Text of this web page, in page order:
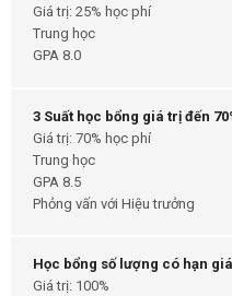
Giá trị: 25% học phí
Trung học
GPA 8.0
3 Suất học bổng giá trị đến
Giá trị: 70% học phí
Trung học
GPA 8.5
Phỏng vấn với Hiệu trưởng
Học bổng số lượng có hạn
Giá trị: 100%